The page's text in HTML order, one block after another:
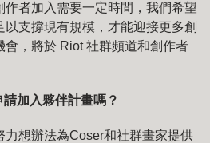
作者加入需要一定時間，我們希望
支撐現有規模，才能迎接更多創
會，將於 Riot 社群頻道和創作者
加入夥伴計畫嗎？
力想辦法為Coser和社群畫家提供